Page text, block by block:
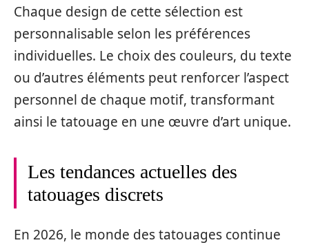
Chaque design de cette sélection est
personnalisable selon les préférences
individuelles. Le choix des couleurs, du texte
ou d’autres éléments peut renforcer l’aspect
personnel de chaque motif, transformant
ainsi le tatouage en une œuvre d’art unique.
Les tendances actuelles des
tatouages discrets
En 2026, le monde des tatouages continue